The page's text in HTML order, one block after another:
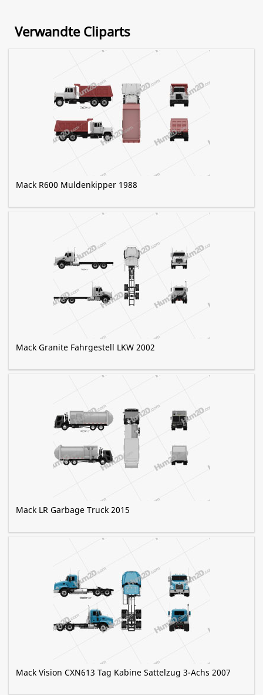
Verwandte Cliparts
Mack R600 Muldenkipper 1988
Mack Granite Fahrgestell LKW 2002
Mack LR Garbage Truck 2015
Mack Vision CXN613 Tag Kabine Sattelzug 3-Achs 2007